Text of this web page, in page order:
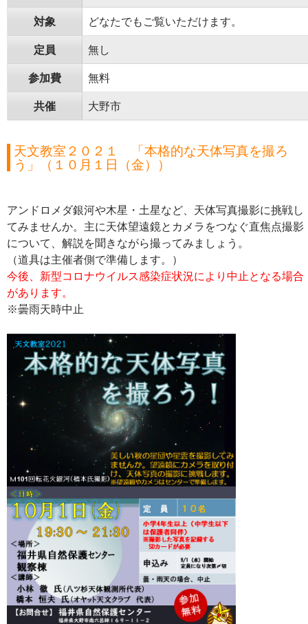
対象 どなたでもご覧いただけます。
定員 無し
参加費 無料
共催 大野市
天文教室２０２１ 「本格的な天体写真を撮ろ
う」（１０月１日（金））
アンドロメダ銀河や木星・土星など、天体写真撮影に挑戦し
てみませんか。主に天体望遠鏡とカメラをつなぐ直焦点撮影
について、解説を聞きながら撮ってみましょう。
（道具は主催者側で準備します。）
今後、新型コロナウイルス感染症状況により中止となる場合
があります。
※曇雨天時中止